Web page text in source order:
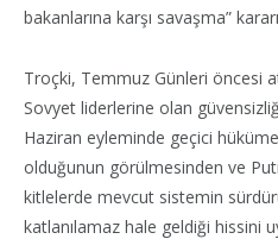
bakanlarına karşı savaşma” kararı
Troçki, Temmuz Günleri öncesi
Sovyet liderlerine olan
Haziran eyleminde geçici
olduğunun görülmesinden ve
kitlelerde mevcut sistemin
katlanılamaz hale geldiği hissini